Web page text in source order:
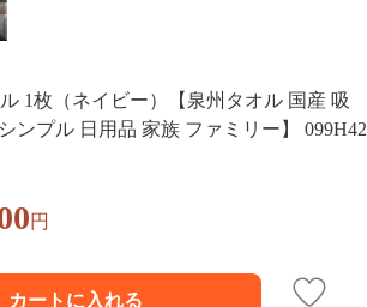
1枚（ネイビー）【泉州タオル 国産 吸
ンプル 日用品 家族 ファミリー】 099H42
円